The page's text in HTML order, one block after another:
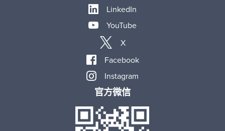
LinkedIn
YouTube
X
Facebook
Instagram
官方微信